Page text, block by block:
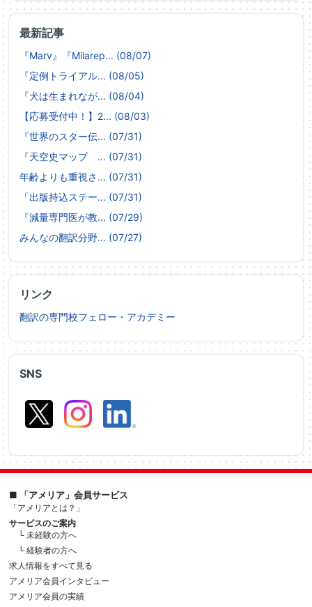
SNS
最新記事
『Marv』『Milarep... (08/07)
『定例トライアル... (08/05)
『犬は生まれなが... (08/04)
【応募受付中！】2... (08/03)
『世界のスター伝... (07/31)
『天空史マップ ... (07/31)
年齢よりも重視さ... (07/31)
「出版持込ステー... (07/31)
『減量専門医が教... (07/29)
みんなの翻訳分野... (07/27)
リンク
翻訳の専門校フェロー・アカデミー
■ 「アメリア」会員サービス
「アメリアとは？」
サービスのご案内
└ 未経験の方へ
└ 経験者の方へ
求人情報をすべて見る
アメリア会員インタビュー
アメリア会員の実績